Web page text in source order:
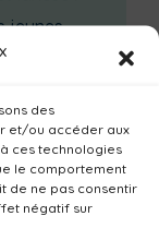
des
et/ou accéder aux
ces technologies
le comportement
de ne pas consentir
négatif sur
jeunes
Loisirs